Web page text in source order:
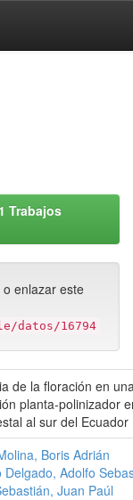
1 Trabajos
enlazar este
datos/16794
de la floración en
planta-polinizador
al sur del Ecuador
Boris Adrián
Delgado, Adolfo
Juan Paúl